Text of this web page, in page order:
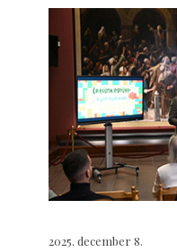
2025. december 8.